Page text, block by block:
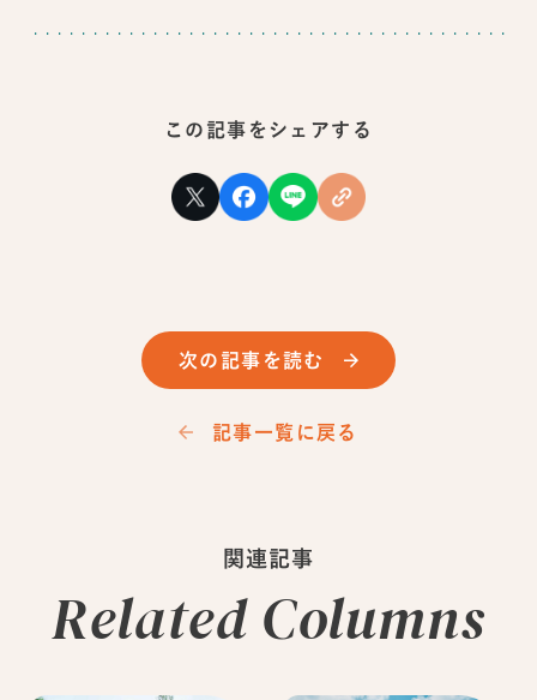
この記事をシェアする
次の記事を読む
記事一覧に戻る
関連記事
Related Columns